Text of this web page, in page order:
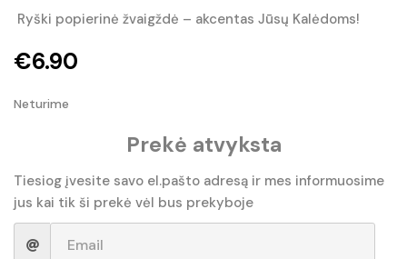
Ryški popierinė žvaigždė – akcentas Jūsų Kalėdoms!
€6.90
Neturime
Prekė atvyksta
Tiesiog įvesite savo el.pašto adresą ir mes informuosime
jus kai tik ši prekė vėl bus prekyboje